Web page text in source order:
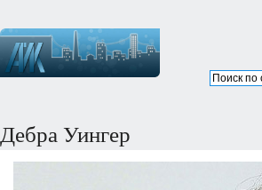
Дебра Уингер